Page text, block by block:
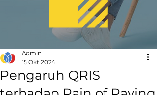
Pengaruh QRIS
Admin
15 Okt 2024